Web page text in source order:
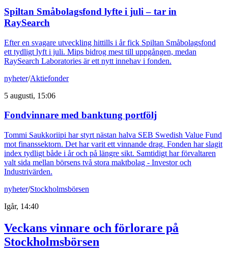
Spiltan Småbolagsfond lyfte i juli – tar in
RaySearch
Efter en svagare utveckling hittills i år fick Spiltan Småbolagsfond
ett tydligt lyft i juli. Mips bidrog mest till uppgången, medan
RaySearch Laboratories är ett nytt innehav i fonden.
nyheter/Aktiefonder
5 augusti, 15:06
Fondvinnare med banktung portfölj
Tommi Saukkoriipi har styrt nästan halva SEB Swedish Value Fund
mot finanssektorn. Det har varit ett vinnande drag. Fonden har slagit
index tydligt både i år och på längre sikt. Samtidigt har förvaltaren
valt sida mellan börsens två stora maktbolag - Investor och
Industrivärden.
nyheter/Stockholmsbörsen
Igår, 14:40
Veckans vinnare och förlorare på
Stockholmsbörsen